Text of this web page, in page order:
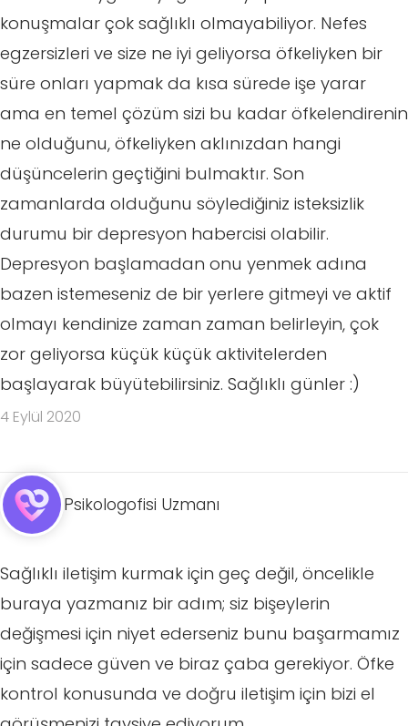
konuşmalar çok sağlıklı olmayabiliyor. Nefes
egzersizleri ve size ne iyi geliyorsa öfkeliyken bir
süre onları yapmak da kısa sürede işe yarar
ama en temel çözüm sizi bu kadar öfkelendirenin
ne olduğunu, öfkeliyken aklınızdan hangi
düşüncelerin geçtiğini bulmaktır. Son
zamanlarda olduğunu söylediğiniz isteksizlik
durumu bir depresyon habercisi olabilir.
Depresyon başlamadan onu yenmek adına
bazen istemeseniz de bir yerlere gitmeyi ve aktif
olmayı kendinize zaman zaman belirleyin, çok
zor geliyorsa küçük küçük aktivitelerden
başlayarak büyütebilirsiniz. Sağlıklı günler :)
4 Eylül 2020
Psikologofisi Uzmanı
Sağlıklı iletişim kurmak için geç değil, öncelikle
buraya yazmanız bir adım; siz bişeylerin
değişmesi için niyet ederseniz bunu başarmamız
için sadece güven ve biraz çaba gerekiyor. Öfke
kontrol konusunda ve doğru iletişim için bizi el